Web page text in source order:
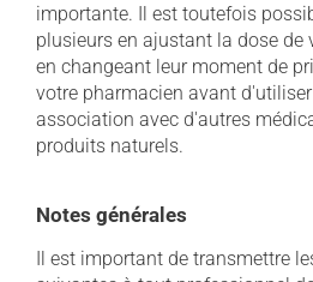
importante. Il est toutefois
plusieurs en ajustant la dose de
en changeant leur moment de
votre pharmacien avant
association avec d'autres
produits naturels.
Notes générales
Il est important de transmettre